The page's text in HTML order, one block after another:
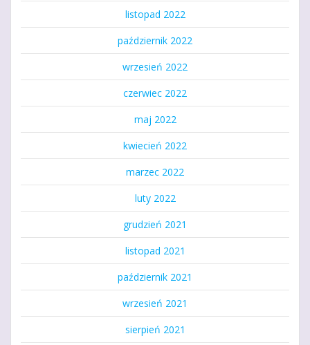
listopad 2022
październik 2022
wrzesień 2022
czerwiec 2022
maj 2022
kwiecień 2022
marzec 2022
luty 2022
grudzień 2021
listopad 2021
październik 2021
wrzesień 2021
sierpień 2021